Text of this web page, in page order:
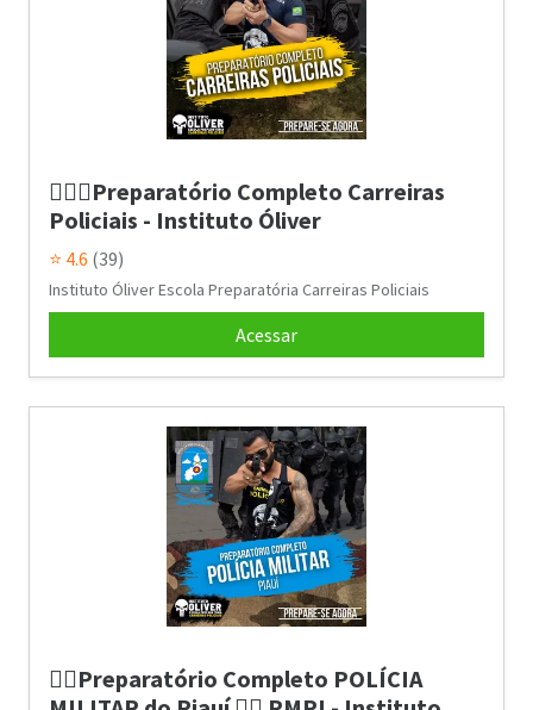
👮🏼‍♂Preparatório Completo Carreiras
Policiais - Instituto Óliver
⭐ 4.6 (39)
Instituto Óliver Escola Preparatória Carreiras Policiais
Acessar
👮‍♂️Preparatório Completo POLÍCIA